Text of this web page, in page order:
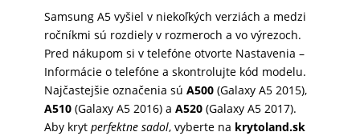
Samsung A5 vyšiel v niekoľkých verziách a medzi
ročníkmi sú rozdiely v rozmeroch a vo výrezoch.
Pred nákupom si v telefóne otvorte Nastavenia –
Informácie o telefóne a skontrolujte kód modelu.
Najčastejšie označenia sú A500(Galaxy A5 2015),
A510(Galaxy A5 2016) a A520(Galaxy A5 2017).
Aby kryt perfektne sadol, vyberte na krytoland.sk